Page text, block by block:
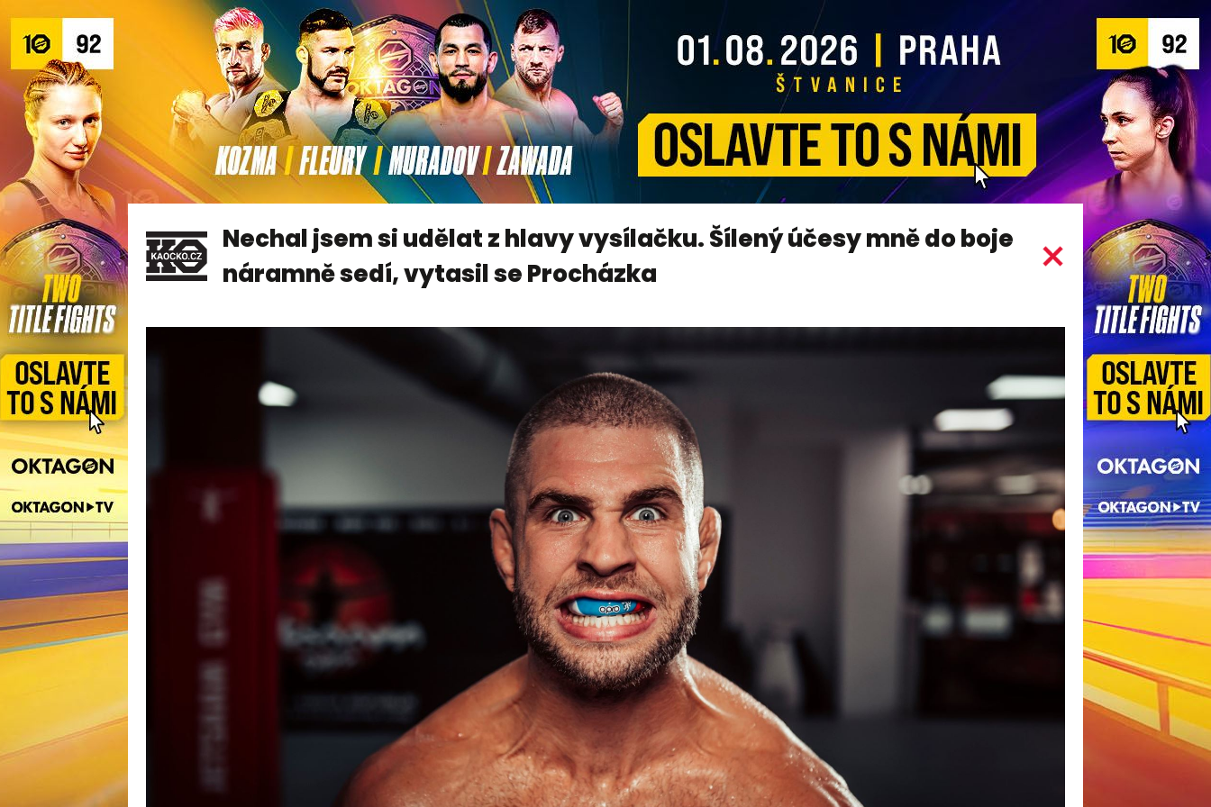
Nechal jsem si udělat z hlavy vysílačku. Šílený účesy mně do boje
náramně sedí, vytasil se Procházka